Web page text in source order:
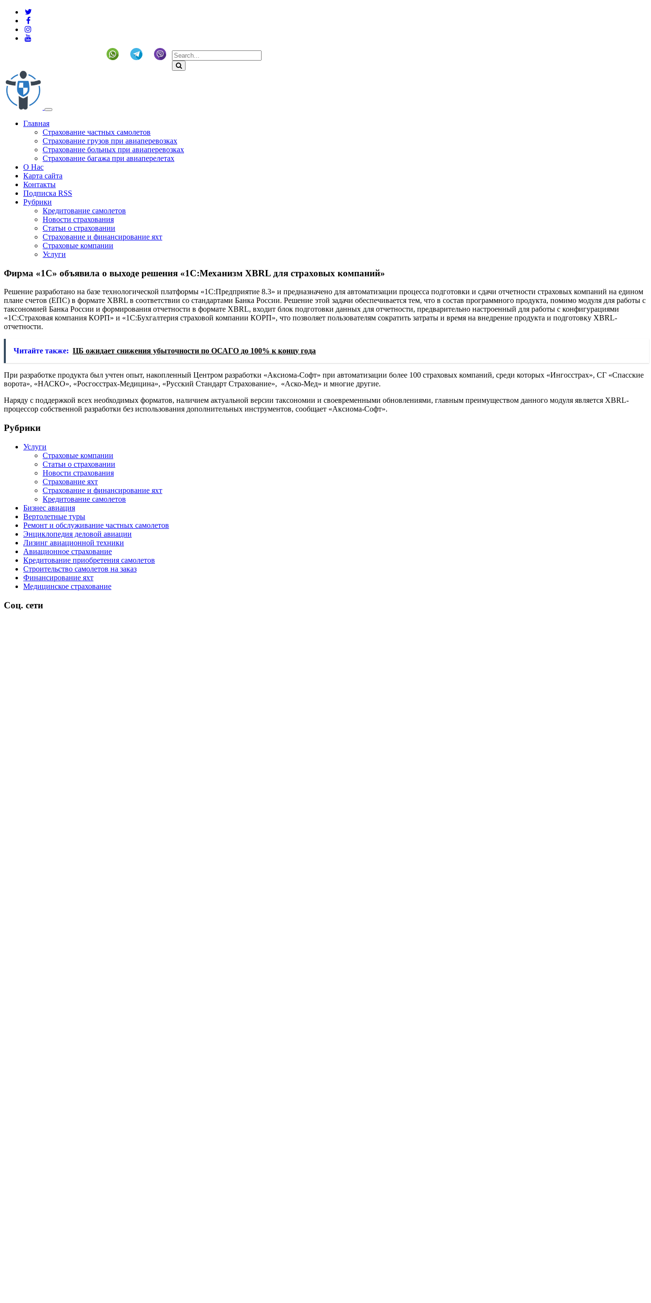
Главная
Страхование частных самолетов
Страхование грузов при авиаперевозках
Страхование больных при авиаперевозках
Страхование багажа при авиаперелетах
О Нас
Карта сайта
Контакты
Подписка RSS
Рубрики
Кредитование самолетов
Новости страхования
Статьи о страховании
Страхование и финансирование яхт
Страховые компании
Услуги
Фирма «1С» объявила о выходе решения «1С:Механизм XBRL для страховых компаний»
Решение разработано на базе технологической платформы «1С:Предприятие 8.3» и предназначено для автоматизации процесса подготовки и сдачи отчетности страховых компаний на едином
плане счетов (ЕПС) в формате XBRL в соответствии со стандартами Банка России. Решение этой задачи обеспечивается тем, что в состав программного продукта, помимо модуля для работы с
таксономией Банка России и формирования отчетности в формате XBRL, входит блок подготовки данных для отчетности, предварительно настроенный для работы с конфигурациями
«1С:Страховая компания КОРП» и «1С:Бухгалтерия страховой компании КОРП», что позволяет пользователям сократить затраты и время на внедрение продукта и подготовку XBRL-
отчетности.
Читайте также: ЦБ ожидает снижения убыточности по ОСАГО до 100% к концу года
При разработке продукта был учтен опыт, накопленный Центром разработки «Аксиома-Софт» при автоматизации более 100 страховых компаний, среди которых «Ингосстрах», СГ «Спасские
ворота», «НАСКО», «Росгосстрах-Медицина», «Русский Стандарт Страхование», «Аско-Мед» и многие другие.
Наряду с поддержкой всех необходимых форматов, наличием актуальной версии таксономии и своевременными обновлениями, главным преимуществом данного модуля является XBRL-
процессор собственной разработки без использования дополнительных инструментов, сообщает «Аксиома-Софт».
Рубрики
Услуги
Страховые компании
Статьи о страховании
Новости страхования
Страхование яхт
Страхование и финансирование яхт
Кредитование самолетов
Бизнес авиация
Вертолетные туры
Ремонт и обслуживание частных самолетов
Энциклопедия деловой авиации
Лизинг авиационной техники
Авиационное страхование
Кредитование приобретения самолетов
Строительство самолетов на заказ
Финансирование яхт
Медицинское страхование
Соц. сети